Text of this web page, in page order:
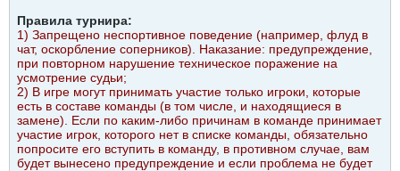
Правила турнира:
1) Запрещено неспортивное поведение (например, флуд в
чат, оскорбление соперников). Наказание: предупреждение,
при повторном нарушение техническое поражение на
усмотрение судьи;
2) В игре могут принимать участие только игроки, которые
есть в составе команды (в том числе, и находящиеся в
замене). Если по каким-либо причинам в команде принимает
участие игрок, которого нет в списке команды, обязательно
попросите его вступить в команду, в противном случае, вам
будет вынесено предупреждение и если проблема не будет